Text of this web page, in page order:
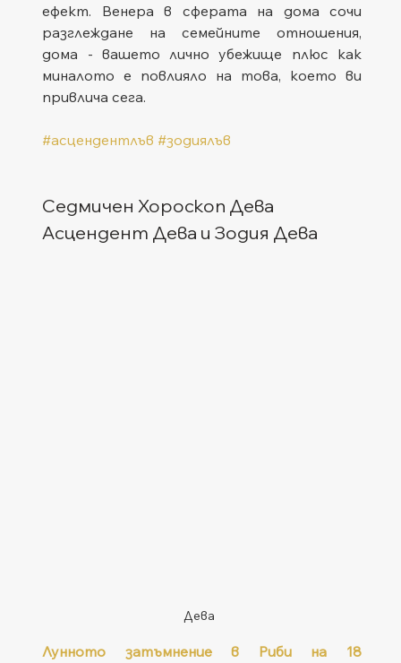
ефект. Венера в сферата на дома сочи
разглеждане на семейните отношения,
дома - вашето лично убежище плюс как
миналото е повлияло на това, което ви
привлича сега.
#асцендентлъв #зодиялъв
Седмичен Хороскоп Дева
Асцендент Дева и Зодия Дева
Дева
Лунното затъмнение в Риби на 18